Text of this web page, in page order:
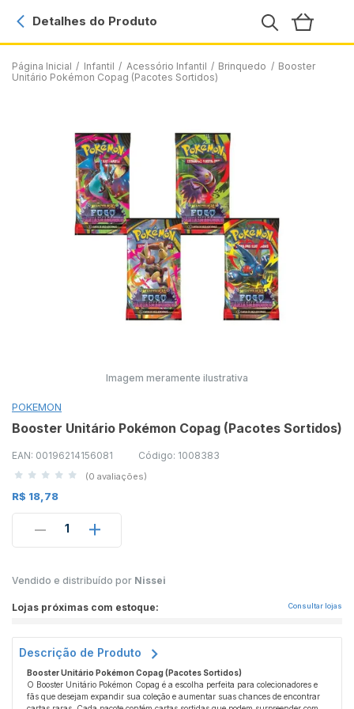
Página Inicial / Infantil / Acessório Infantil / Brinquedo / Booster
Unitário Pokémon Copag (Pacotes Sortidos)
Detalhes do Produto
Imagem meramente ilustrativa
POKEMON
Booster Unitário Pokémon Copag (Pacotes Sortidos)
EAN: 00196214156081 Código: 1008383
(0 avaliações)
R$ 18,78
1
Vendido e distribuído por Nissei
Lojas próximas com estoque: Consultar lojas
Descrição de Produto
Booster Unitário Pokémon Copag (Pacotes Sortidos)
O Booster Unitário Pokémon Copag é a escolha perfeita para colecionadores e
fãs que desejam expandir sua coleção e aumentar suas chances de encontrar